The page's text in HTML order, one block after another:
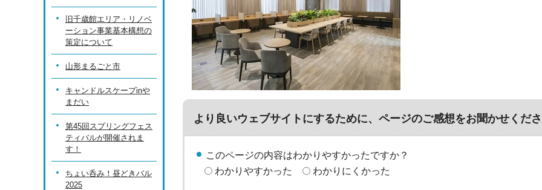
より良いウェブサイトにするために、ページのご感想をお聞かせくだ
このページの内容はわかりやすかったですか？
わかりやすかった
わかりにくかった
旧千歳館エリア・リノベ
ーション事業基本構想の
策定について
山形まるごと市
キャンドルスケープinや
まだい
第45回スプリングフェス
ティバルが開催されま
す！
ちょい呑み！昼どきバル
2025